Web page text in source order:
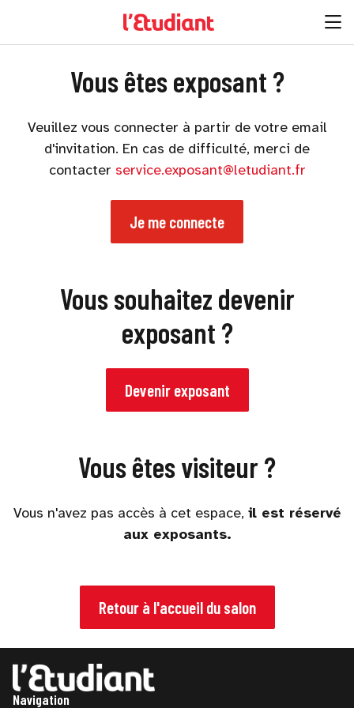
Vous êtes exposant ?
Veuillez vous connecter à partir de votre email
d'invitation. En cas de difficulté, merci de
contacter service.exposant@letudiant.fr
Je me connecte
Vous souhaitez devenir
exposant ?
Devenir exposant
Vous êtes visiteur ?
Vous n'avez pas accès à cet espace, il est réservé
aux exposants.
Retour à l'accueil du salon
Navigation